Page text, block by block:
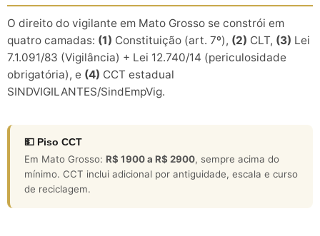
O direito do vigilante em Mato Grosso se constrói em
quatro camadas: (1) Constituição (art. 7º), (2) CLT, (3) Lei
7.1.091/83 (Vigilância) + Lei 12.740/14 (periculosidade
obrigatória), e (4) CCT estadual
SINDVIGILANTES/SindEmpVig.
💵 Piso CCT
Em Mato Grosso: R$ 1900 a R$ 2900, sempre acima do
mínimo. CCT inclui adicional por antiguidade, escala e curso
de reciclagem.